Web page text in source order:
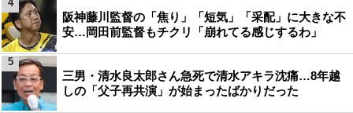
阪神藤川監督の「焦り」「短気」「采配」に大きな不
安…岡田前監督もチクリ「崩れてる感じするわ」
4
三男・清水良太郎さん急死で清水アキラ沈痛…8年越
しの「父子再共演」が始まったばかりだった
5